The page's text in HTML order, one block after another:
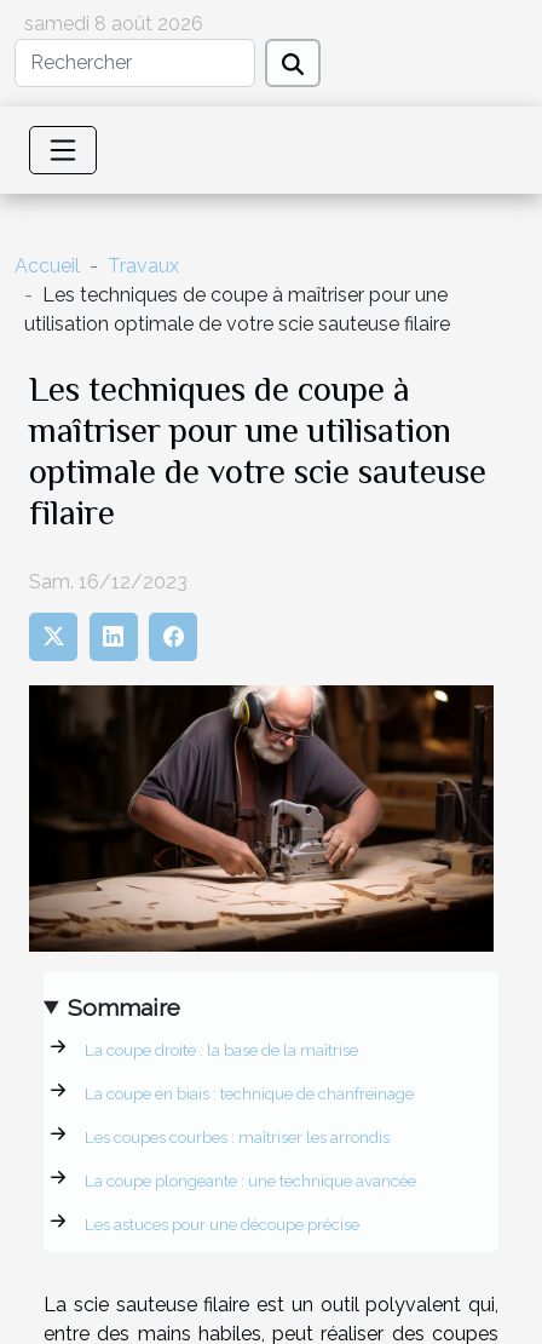
samedi 8 août 2026
Accueil
Travaux
Les techniques de coupe à maîtriser pour une
utilisation optimale de votre scie sauteuse filaire
Les techniques de coupe à
maîtriser pour une utilisation
optimale de votre scie sauteuse
filaire
Sam. 16/12/2023
Sommaire
La coupe droite : la base de la maîtrise
La coupe en biais : technique de chanfreinage
Les coupes courbes : maîtriser les arrondis
La coupe plongeante : une technique avancée
Les astuces pour une découpe précise
La scie sauteuse filaire est un outil polyvalent qui,
entre des mains habiles, peut réaliser des coupes